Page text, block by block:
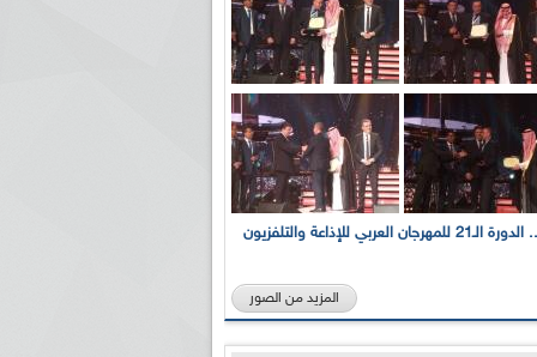
بالصور... الدورة الـ21 للمهرجان العربي للإذاعة والتلفزيون
المزيد من الصور